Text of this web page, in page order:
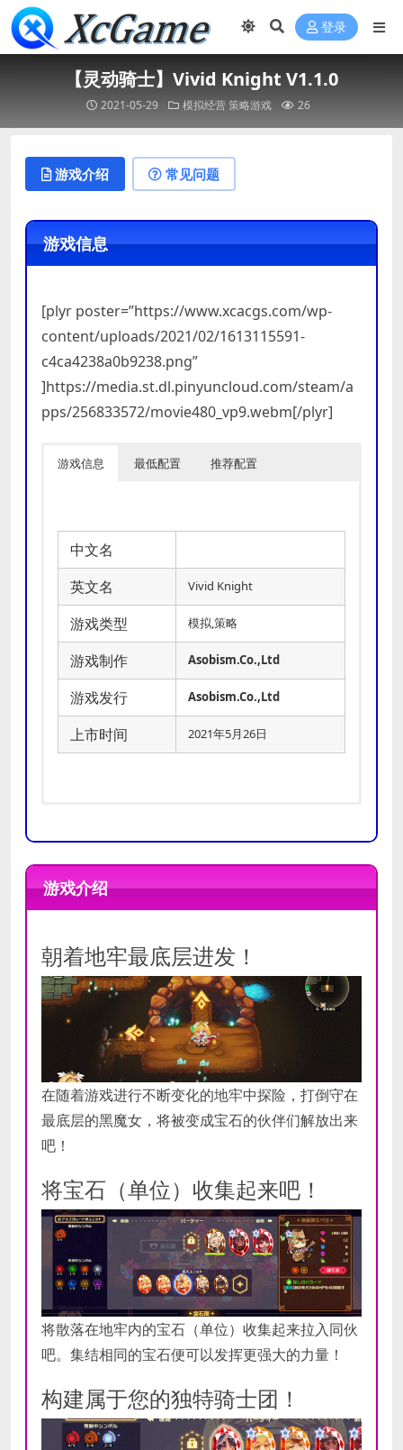
登录
【灵动骑士】Vivid Knight V1.1.0
2021-05-29 模拟经营 策略游戏 26
游戏介绍 常见问题
游戏信息
[plyr poster=”https://www.xcacgs.com/wp-
content/uploads/2021/02/1613115591-
c4ca4238a0b9238.png”
]https://media.st.dl.pinyuncloud.com/steam/a
pps/256833572/movie480_vp9.webm[/plyr]
游戏信息 最低配置 推荐配置
中文名
英文名
Vivid Knight
游戏类型 模拟,策略
游戏制作 Asobism.Co.,Ltd
游戏发行 Asobism.Co.,Ltd
上市时间 2021年5月26日
Windows7 64bit
处理器
Intel(R) Core 2 Duo 2GHz, or better
显卡
DirectX
版本
存储空
间
需要 1 GB 可用空间
声卡
Windows10 64bit
处理器
Intel(R) Core 2 Quad 2GHz, or better
显卡
DirectX
版本
存储空
间
需要 1 GB 可用空间
声卡
游戏介绍
朝着地牢最底层进发！
在随着游戏进行不断变化的地牢中探险，打倒守在
最底层的黑魔女，将被变成宝石的伙伴们解放出来
吧！
将宝石（单位）收集起来吧！
将散落在地牢内的宝石（单位）收集起来拉入同伙
吧。集结相同的宝石便可以发挥更强大的力量！
构建属于您的独特骑士团！